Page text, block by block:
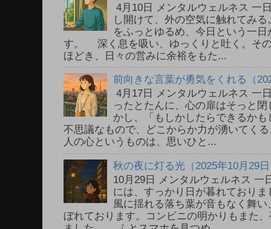
4月10日 メンタルウェルネス
し開けて、外の空気に触れてみ
をふっとゆるめ、今日という一
す。 深く息を吸い、ゆっくりと吐く。そ
ほどき、日々の営みに余裕をもた...
前向きな言葉が勇気をくれる（
4月17日 メンタルウェルネス
ったとたんに、心の扉はそっと
かし、「もしかしたらできるか
不思議なもので、どこからか力が湧いて
人の心というものは、思いひと...
秋の夜に灯る光（2025年10月29
10月29日 メンタルウェルネス
には、すっかり日が暮れており
風に揺れる落ち葉が音もなく舞
ぼれております。コンビニの明かりもまた